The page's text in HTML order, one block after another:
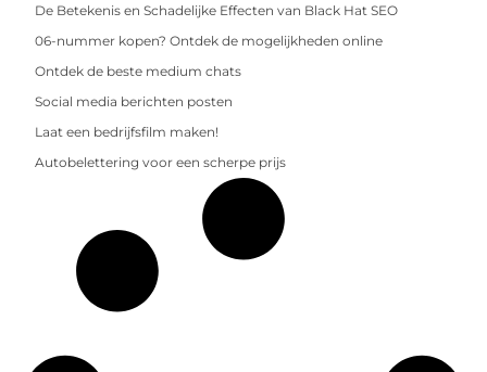
De Betekenis en Schadelijke Effecten van Black Hat SEO
06-nummer kopen? Ontdek de mogelijkheden online
Ontdek de beste medium chats
Social media berichten posten
Laat een bedrijfsfilm maken!
Autobelettering voor een scherpe prijs